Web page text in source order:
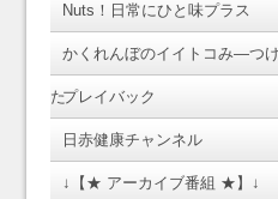
Nuts！日常にひと味プラス
かくれんぼのイイトコみ―つけ
たプレイバック
日赤健康チャンネル
↓【★ アーカイブ番組 ★】↓